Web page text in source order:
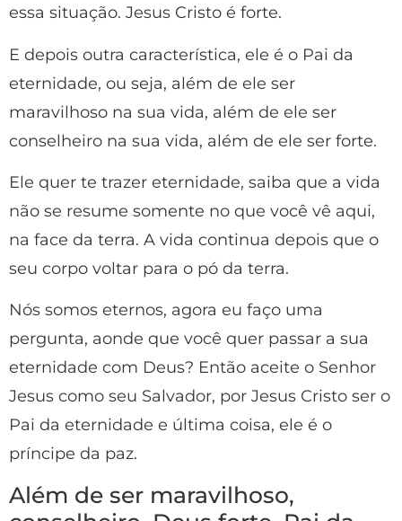
essa situação. Jesus Cristo é forte.
E depois outra característica, ele é o Pai da
eternidade, ou seja, além de ele ser
maravilhoso na sua vida, além de ele ser
conselheiro na sua vida, além de ele ser forte.
Ele quer te trazer eternidade, saiba que a vida
não se resume somente no que você vê aqui,
na face da terra. A vida continua depois que o
seu corpo voltar para o pó da terra.
Nós somos eternos, agora eu faço uma
pergunta, aonde que você quer passar a sua
eternidade com Deus? Então aceite o Senhor
Jesus como seu Salvador, por Jesus Cristo ser o
Pai da eternidade e última coisa, ele é o
príncipe da paz.
Além de ser maravilhoso,